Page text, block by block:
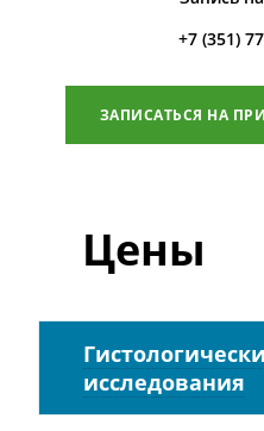
+7 (351)
ЗАПИСАТЬСЯ НА
Цены
исследования